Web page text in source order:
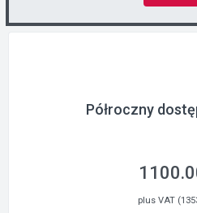
Półroczny
plus VAT